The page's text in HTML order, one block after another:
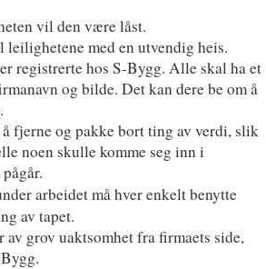
vil den være låst.
med en utvendig heis.
registrerte hos S-Bygg. Alle skal ha et
og bilde. Det kan dere be om å
fjerne og pakke bort ting av verdi, slik
noen skulle komme seg inn i
arbeidet må hver enkelt benytte
av tapet.
grov uaktsomhet fra firmaets side,